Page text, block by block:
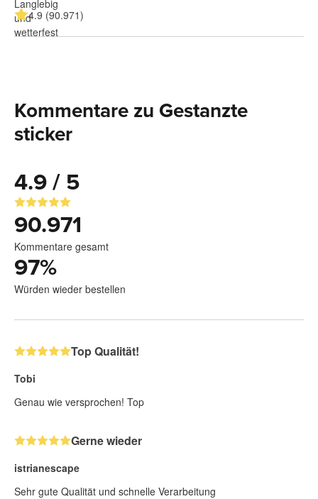
4.9 (90.971)
Kommentare zu Gestanzte
sticker
4.9 / 5
90.971
Kommentare gesamt
97%
Würden wieder bestellen
Top Qualität!
Tobi
Genau wie versprochen! Top
Gerne wieder
istrianescape
Sehr gute Qualität und schnelle Verarbeitung